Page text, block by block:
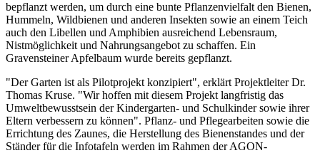
bepflanzt werden, um durch eine bunte Pflanzenvielfalt den Bienen,
Hummeln, Wildbienen und anderen Insekten sowie an einem Teich
auch den Libellen und Amphibien ausreichend Lebensraum,
Nistmöglichkeit und Nahrungsangebot zu schaffen. Ein
Gravensteiner Apfelbaum wurde bereits gepflanzt.
"Der Garten ist als Pilotprojekt konzipiert", erklärt Projektleiter Dr.
Thomas Kruse. "Wir hoffen mit diesem Projekt langfristig das
Umweltbewusstsein der Kindergarten- und Schulkinder sowie ihrer
Eltern verbessern zu können". Pflanz- und Pflegearbeiten sowie die
Errichtung des Zaunes, die Herstellung des Bienenstandes und der
Ständer für die Infotafeln werden im Rahmen der AGON-